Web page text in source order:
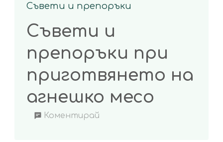
Съвети и препоръки
Съвети и
препоръки при
приготвянето на
агнешко месо
Коментирай